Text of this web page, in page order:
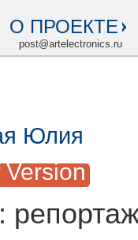
О ПРОЕКТЕ
post@artelectronics.ru
Юлия
Version